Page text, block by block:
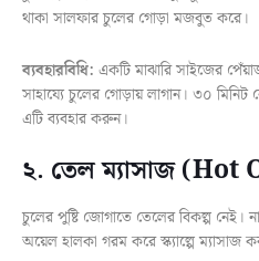
থাকা সালফার চুলের গোড়া মজবুত করে।
ব্যবহারবিধি: একটি মাঝারি সাইজের
সাহায্যে চুলের গোড়ায় লাগান। ৩০
এটি ব্যবহার করুন।
২. তেল ম্যাসাজ (Hot
চুলের পুষ্টি জোগাতে তেলের বিকল্প
অয়েল হালকা গরম করে স্ক্যাল্পে ম্যাসাজ